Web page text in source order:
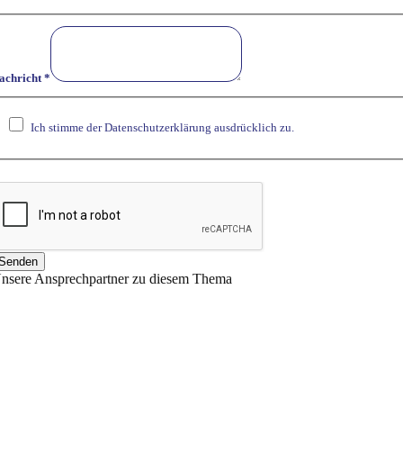
*
Ich stimme der Datenschutzerklärung ausdrücklich zu.
Ansprechpartner zu diesem Thema